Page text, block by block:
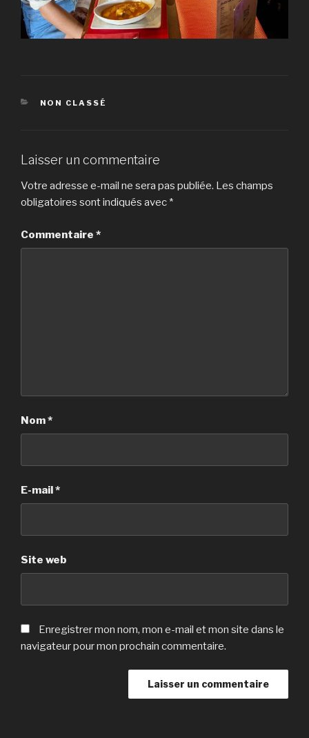
CATÉGORIES
NON CLASSÉ
Laisser un commentaire
Votre adresse e-mail ne sera pas publiée. Les champs
obligatoires sont indiqués avec *
Commentaire *
Nom*
E-mail*
Site web
Enregistrer mon nom, mon e-mail et mon site dans le
navigateur pour mon prochain commentaire.